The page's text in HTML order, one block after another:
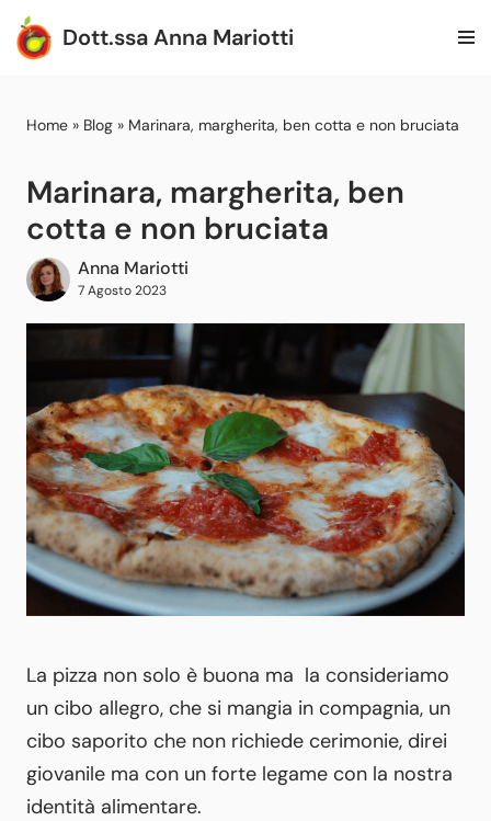
Vai
contenuto
Dott.ssa Anna Mariotti
Home » Blog » Marinara, margherita, ben cotta e non bruciata
Marinara, margherita, ben
cotta e non bruciata
Anna Mariotti
7 Agosto 2023
La pizza non solo è buona ma la consideriamo
un cibo allegro, che si mangia in compagnia, un
cibo saporito che non richiede cerimonie, direi
giovanile ma con un forte legame con la nostra
identità alimentare.